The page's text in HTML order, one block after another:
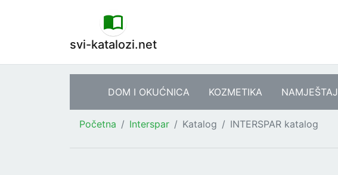
svi-katalozi.net
DOM I OKUĆNICA KOZMETIKA NAMJEŠTAJ
Početna Interspar Katalog INTERSPAR katalog